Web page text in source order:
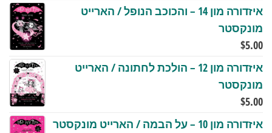
איזדורה מון 14 – והכוכב הנופל / הארייט
מונקסטר
$5.00
איזדורה מון 12 – הולכת לחתונה / הארייט
מונקסטר
$5.00
איזדורה מון 10 – על הבמה / הארייט מונקסטר